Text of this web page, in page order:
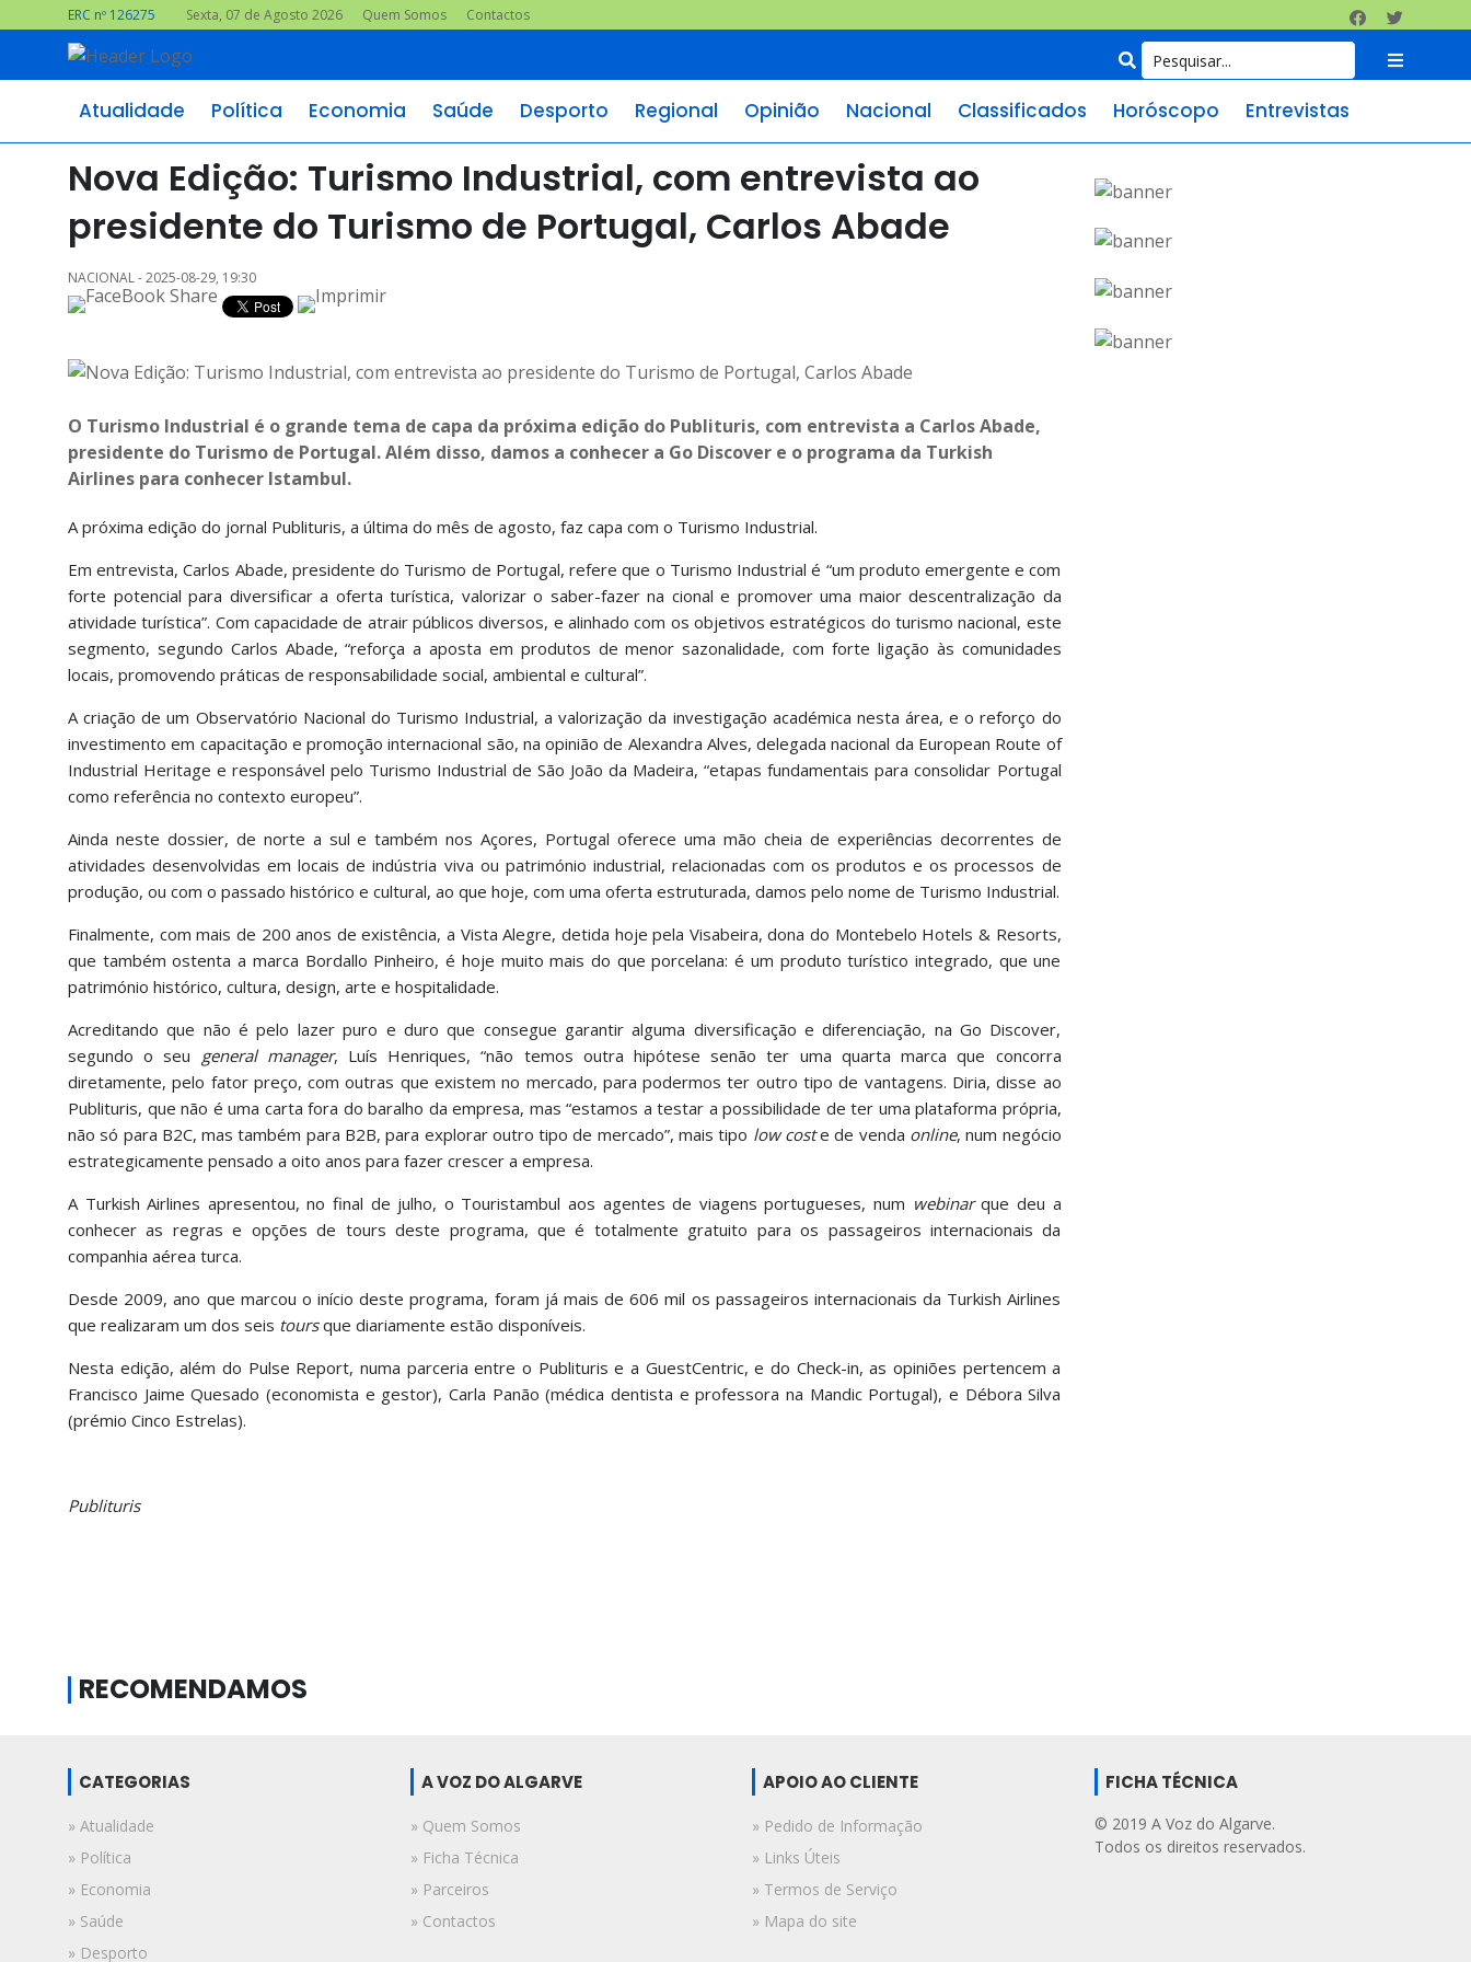
ERC nº 126275 Sexta, 07 de Agosto 2026 Quem Somos Contactos
Atualidade Política Economia Saúde Desporto Regional Opinião Nacional Classificados Horóscopo Entrevistas
Nova Edição: Turismo Industrial, com entrevista ao
presidente do Turismo de Portugal, Carlos Abade
NACIONAL - 2025-08-29, 19:30
O Turismo Industrial é o grande tema de capa da próxima edição do Publituris, com entrevista a Carlos Abade,
presidente do Turismo de Portugal. Além disso, damos a conhecer a Go Discover e o programa da Turkish
Airlines para conhecer Istambul.
A próxima edição do jornal Publituris, a última do mês de agosto, faz capa com o Turismo Industrial.
Em entrevista, Carlos Abade, presidente do Turismo de Portugal, refere que o Turismo Industrial é “um produto emergente e com
forte potencial para diversificar a oferta turística, valorizar o saber-fazer na cional e promover uma maior descentralização da
atividade turística”. Com capacidade de atrair públicos diversos, e alinhado com os objetivos estratégicos do turismo nacional, este
segmento, segundo Carlos Abade, “reforça a aposta em produtos de menor sazonalidade, com forte ligação às comunidades
locais, promovendo práticas de responsabilidade social, ambiental e cultural”.
A criação de um Observatório Nacional do Turismo Industrial, a valorização da investigação académica nesta área, e o reforço do
investimento em capacitação e promoção internacional são, na opinião de Alexandra Alves, delegada nacional da European Route of
Industrial Heritage e responsável pelo Turismo Industrial de São João da Madeira, “etapas fundamentais para consolidar Portugal
como referência no contexto europeu”.
Ainda neste dossier, de norte a sul e também nos Açores, Portugal oferece uma mão cheia de experiências decorrentes de
atividades desenvolvidas em locais de indústria viva ou património industrial, relacionadas com os produtos e os processos de
produção, ou com o passado histórico e cultural, ao que hoje, com uma oferta estruturada, damos pelo nome de Turismo Industrial.
Finalmente, com mais de 200 anos de existência, a Vista Alegre, detida hoje pela Visabeira, dona do Montebelo Hotels & Resorts,
que também ostenta a marca Bordallo Pinheiro, é hoje muito mais do que porcelana: é um produto turístico integrado, que une
património histórico, cultura, design, arte e hospitalidade.
Acreditando que não é pelo lazer puro e duro que consegue garantir alguma diversificação e diferenciação, na Go Discover,
segundo o seu general manager, Luís Henriques, “não temos outra hipótese senão ter uma quarta marca que concorra
diretamente, pelo fator preço, com outras que existem no mercado, para podermos ter outro tipo de vantagens. Diria, disse ao
Publituris, que não é uma carta fora do baralho da empresa, mas “estamos a testar a possibilidade de ter uma plataforma própria,
não só para B2C, mas também para B2B, para explorar outro tipo de mercado”, mais tipo low coste de venda online, num negócio
estrategicamente pensado a oito anos para fazer crescer a empresa.
A Turkish Airlines apresentou, no final de julho, o Touristambul aos agentes de viagens portugueses, num webinarque deu a
conhecer as regras e opções de tours deste programa, que é totalmente gratuito para os passageiros internacionais da
companhia aérea turca.
Desde 2009, ano que marcou o início deste programa, foram já mais de 606 mil os passageiros internacionais da Turkish Airlines
que realizaram um dos seis toursque diariamente estão disponíveis.
Nesta edição, além do Pulse Report, numa parceria entre o Publituris e a GuestCentric, e do Check-in, as opiniões pertencem a
Francisco Jaime Quesado (economista e gestor), Carla Panão (médica dentista e professora na Mandic Portugal), e Débora Silva
(prémio Cinco Estrelas).
Publituris
RECOMENDAMOS
CATEGORIAS
» Atualidade
» Política
» Economia
» Saúde
» Desporto
A VOZ DO ALGARVE
» Quem Somos
» Ficha Técnica
» Parceiros
» Contactos
APOIO AO CLIENTE
» Pedido de Informação
» Links Úteis
» Termos de Serviço
» Mapa do site
FICHA TÉCNICA
© 2019 A Voz do Algarve.
Todos os direitos reservados.